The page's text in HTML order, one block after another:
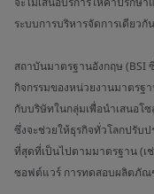
ระบบการบริหารจัดการเดียวกั
สถาบันมาตรฐานอังกฤษ (BSI
กิจกรรมของหน่วยงานมาตรฐ
กับบริษัทในกลุ่มเพื่อนำเสนอโ
ซึ่งจะช่วยให้ธุรกิจทั่วโลกปรับ
ที่สุดที่เป็นไปตามมาตรฐาน (เ
ซอฟต์แวร์ การทดสอบผลิตภั